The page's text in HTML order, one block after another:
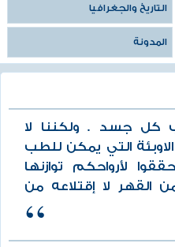
التاريخ والجغرافيا
المدونة
كل جسد . ولكننا لا
التي يمكن للطب
لأرواحكم توازنها
القهر لا إقتلاعه من